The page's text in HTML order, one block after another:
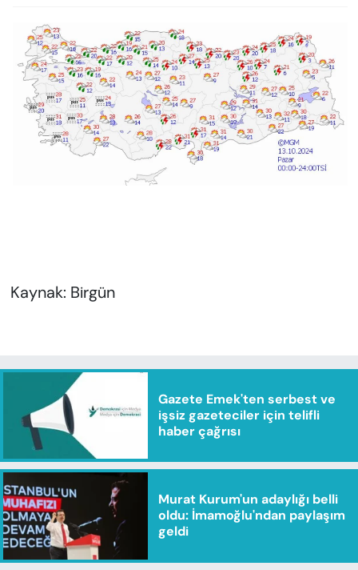
Kaynak: Birgün
Gazete Emek'ten serbest ve
işsiz gazeteciler için telifli
haber çağrısı
Murat Kurum'un adaylığı belli
oldu: İmamoğlu'ndan paylaşım
geldi